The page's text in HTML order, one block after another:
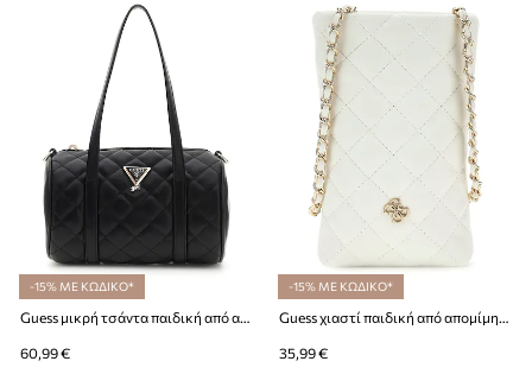
-15% ΜΕ ΚΩΔΙΚΟ*
Guess μικρή τσάντα παιδική από απομίμηση δέρματος
60,99 €
-15% ΜΕ ΚΩΔΙΚΟ*
Guess χιαστί παιδική από απομίμηση δέρματος
35,99 €